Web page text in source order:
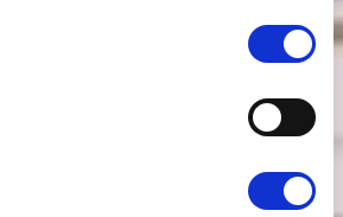
Daten Art. 6 Abs. 1
Informationen finden Sie in